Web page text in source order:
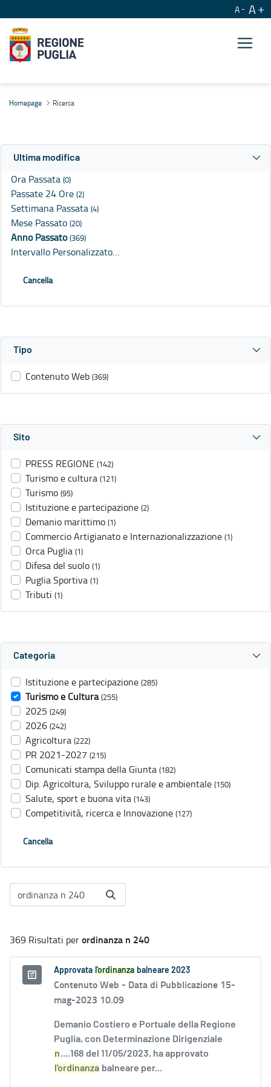
A A
Homepage Ricerca
Ultima modifica
Ora Passata (0)
Passate 24 Ore (2)
Settimana Passata (4)
Mese Passato (20)
Anno Passato(369)
Intervallo Personalizzato…
Cancella
Tipo
Contenuto Web (369)
Sito
PRESS REGIONE (142)
Turismo e cultura (121)
Turismo (95)
Istituzione e partecipazione (2)
Demanio marittimo (1)
Commercio Artigianato e Internazionalizzazione (1)
Orca Puglia (1)
Difesa del suolo (1)
Puglia Sportiva (1)
Tributi (1)
Categoria
Istituzione e partecipazione (285)
Turismo e Cultura (255)
2025 (249)
2026 (242)
Agricoltura (222)
PR 2021-2027 (215)
Comunicati stampa della Giunta (182)
Dip. Agricoltura, Sviluppo rurale e ambientale (150)
Salute, sport e buona vita (143)
Competitività, ricerca e Innovazione (127)
Cancella
369 Risultati perordinanza n 240
Approvata l'ordinanza balneare 2023
Contenuto Web - Data di Pubblicazione 15-
mag-2023 10.09
Demanio Costiero e Portuale della Regione
Puglia, con Determinazione Dirigenziale
n....168 del 11/05/2023, ha approvato
l'ordinanza balneare per...